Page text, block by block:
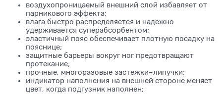
воздухопроницаемый внешний слой избавляет от
парникового эффекта;
влага быстро распределяется и надежно
удерживается суперабсорбентом;
эластичный пояс обеспечивает плотную посадку на
пояснице;
защитные барьеры вокруг ног предотвращают
протекание;
прочные, многоразовые застежки–липучки;
индикатор наполнения на внешней стороне меняет
цвет, когда подгузник наполнен;